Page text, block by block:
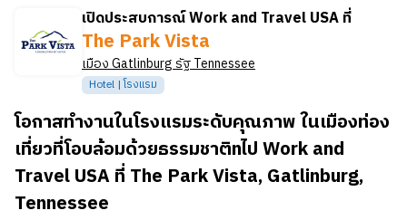
เปิดประสบการณ์ Work and Travel USA ที่
The Park Vista
เมืองGatlinburgรัฐTennessee
Hotel | โรงแรม
โอกาสทำงานในโรงแรมระดับคุณภาพ ในเมืองท่อง
เที่ยวที่โอบล้อมด้วยธรรมชาติnไป Work and
Travel USA ที่ The Park Vista, Gatlinburg,
Tennessee